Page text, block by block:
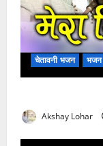
चेतावनी भजन भजन
Akshay Lohar